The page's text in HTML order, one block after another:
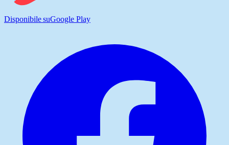
Disponibile suGoogle Play